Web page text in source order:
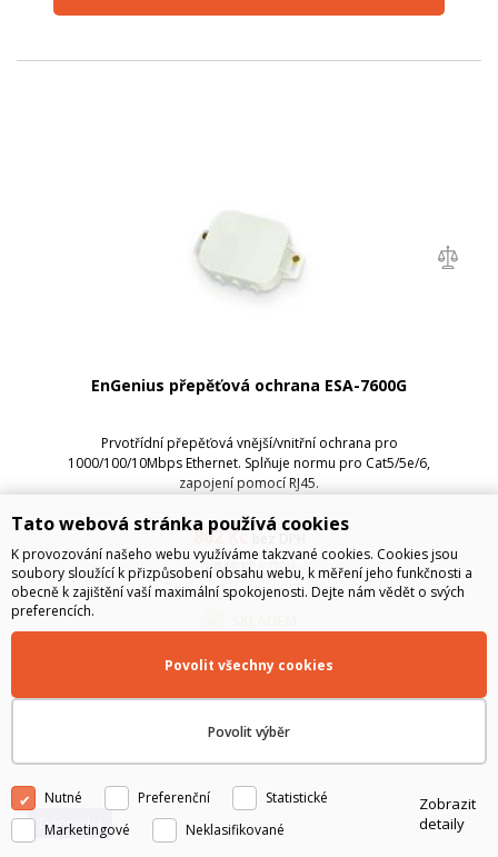
EnGenius přepěťová ochrana ESA-7600G
Prvotřídní přepěťová vnější/vnitřní ochrana pro
1000/100/10Mbps Ethernet. Splňuje normu pro Cat5/5e/6,
zapojení pomocí RJ45.
862Kč
1 043Kč s DPH
Doprodej
Tato webová stránka používá cookies
K provozování našeho webu využíváme takzvané cookies. Cookies jsou
soubory sloužící k přizpůsobení obsahu webu, k měření jeho funkčnosti a
obecně k zajištění vaší maximální spokojenosti. Dejte nám vědět o svých
preferencích.
Povolit výběr
Povolit všechny cookies
Nutné Preferenční
Statistické
Marketingové
Neklasifikované
Zobrazit
detaily